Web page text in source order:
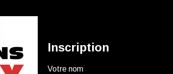
Inscription
Votre nom